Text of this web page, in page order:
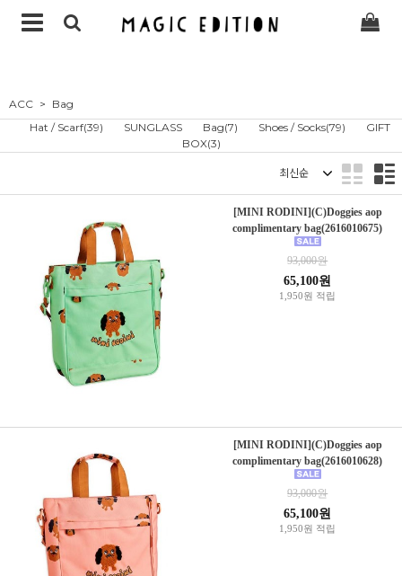
ACC
Bag
Hat / Scarf(39)
SUNGLASS Bag(7) Shoes / Socks(79)
GIFT
BOX(3)
[MINI RODINI](C)Doggies aop
complimentary bag(2616010675)
93,000원
65,100원
1,950원 적립
[MINI RODINI](C)Doggies aop
complimentary bag(2616010628)
93,000원
65,100원
1,950원 적립